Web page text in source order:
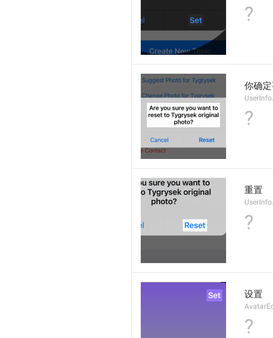
?
你确
?
重置
?
设置
?